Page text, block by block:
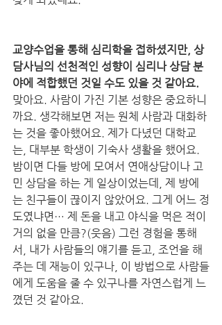
교양수업을 통해 심리학을 접하셨지만, 상
담사님의 선천적인 성향이 심리나 상담 분
야에 적합했던 것일 수도 있을 것 같아요.
맞아요. 사람이 가진 기본 성향은 중요하니
까요. 생각해보면 저는 원체 사람과 대화하
는 것을 좋아했어요. 제가 다녔던 대학교
는, 대부분 학생이 기숙사 생활을 했어요.
밤이면 다들 방에 모여서 연애상담이나 고
민 상담을 하는 게 일상이었는데, 제 방에
는 친구들이 끊이지 않았어요. 그게 어느 정
도였냐면… 제 돈을 내고 야식을 먹은 적이
거의 없을 만큼?(웃음) 그런 경험을 통해
서, 내가 사람들의 얘기를 듣고, 조언을 해
주는 데 재능이 있구나, 이 방법으로 사람들
에게 도움을 줄 수 있구나를 자연스럽게 느
꼈던 것 같아요.